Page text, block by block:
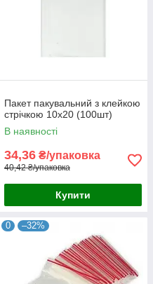
Пакет пакувальний з клейкою
стрічкою 10х20 (100шт)
В наявності
34,36 ₴/упаковка
40,42 ₴/упаковка
Купити
0 –32%